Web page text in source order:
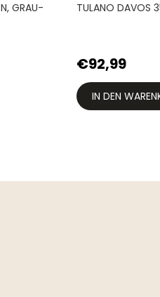
GRAU-
TULANO DAVOS
€92,99
IN DEN